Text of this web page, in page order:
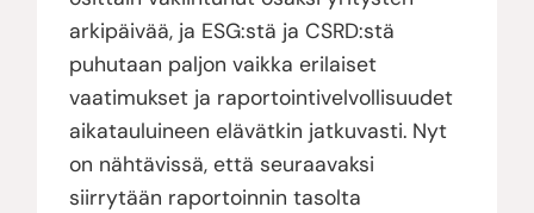
arkipäivää, ja ESG:stä ja CSRD:stä
puhutaan paljon vaikka erilaiset
vaatimukset ja raportointivelvollisuudet
aikatauluineen elävätkin jatkuvasti. Nyt
on nähtävissä, että seuraavaksi
siirrytään raportoinnin tasolta